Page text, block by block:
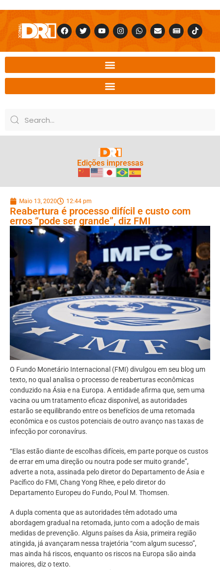
Edições impressas
Maio 13, 2020 12:44 pm
Reabertura é processo difícil e custo com
erros “pode ser grande”, diz FMI
O Fundo Monetário Internacional (FMI) divulgou em seu blog um
texto, no qual analisa o processo de reaberturas econômicas
conduzido na Ásia e na Europa. A entidade afirma que, sem uma
vacina ou um tratamento eficaz disponível, as autoridades
estarão se equilibrando entre os benefícios de uma retomada
econômica e os custos potenciais de outro avanço nas taxas de
infecção por coronavírus.
“Elas estão diante de escolhas difíceis, em parte porque os custos
de errar em uma direção ou noutra pode ser muito grande”,
adverte a nota, assinada pelo diretor do Departamento de Ásia e
Pacífico do FMI, Chang Yong Rhee, e pelo diretor do
Departamento Europeu do Fundo, Poul M. Thomsen.
A dupla comenta que as autoridades têm adotado uma
abordagem gradual na retomada, junto com a adoção de mais
medidas de prevenção. Alguns países da Ásia, primeira região
atingida, já avançaram nessa trajetória “com algum sucesso”,
mas ainda há riscos, enquanto os riscos na Europa são ainda
maiores, diz o texto.